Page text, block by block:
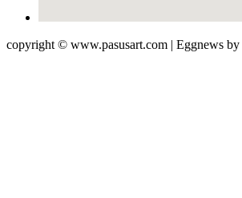
copyright © www.pasusart.com | Eggnews by